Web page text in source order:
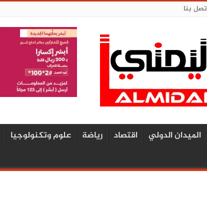
بنا
الميدان الدولي اقتصاد رياضة علوم وتكنولوجيا